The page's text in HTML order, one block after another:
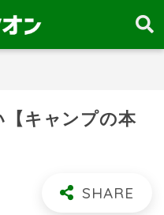
【キャンプの本